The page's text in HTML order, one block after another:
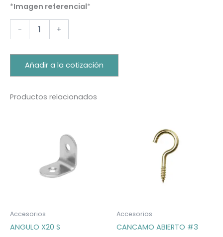
*Imagen referencial*
- +
Añadir a la cotización
Productos relacionados
Accesorios
ANGULO X20 S
Accesorios
CANCAMO ABIERTO #3